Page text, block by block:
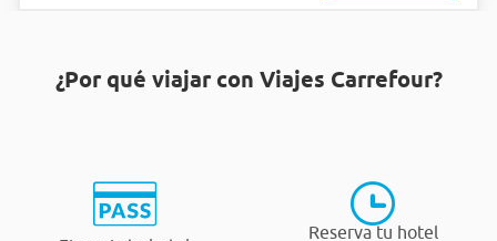
¿Por qué viajar con Viajes Carrefour?
Reserva tu hotel